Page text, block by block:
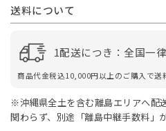
送料について
1配送につき：全国一
商品代金税込10,000円以上のご購入で送
※沖縄県全土を含む離島エリアへ配
関わらず、別途「離島中継手数料」